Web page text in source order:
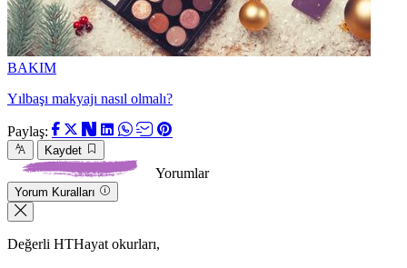
BAKIM
Yılbaşı makyajı nasıl olmalı?
Paylaş:
Kaydet
Yorumlar
Yorum Kuralları
Değerli HTHayat okurları,